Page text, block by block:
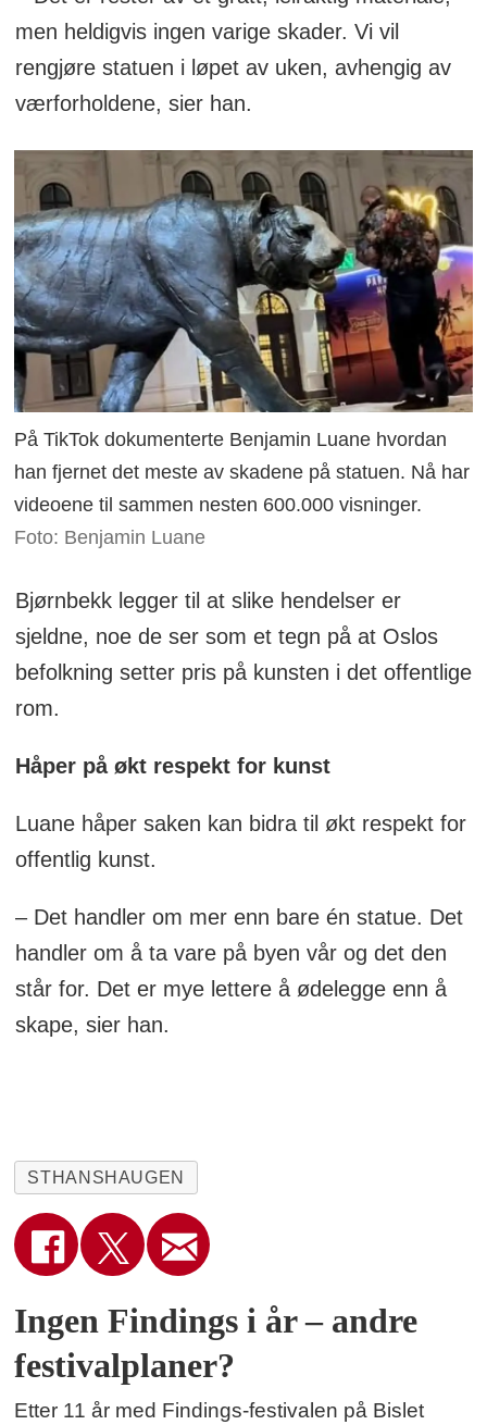
men heldigvis ingen varige skader. Vi vil
rengjøre statuen i løpet av uken, avhengig av
værforholdene, sier han.
På TikTok dokumenterte Benjamin Luane hvordan
han fjernet det meste av skadene på statuen. Nå har
videoene til sammen nesten 600.000 visninger.
Foto: Benjamin Luane
Bjørnbekk legger til at slike hendelser er
sjeldne, noe de ser som et tegn på at Oslos
befolkning setter pris på kunsten i det offentlige
rom.
Håper på økt respekt for kunst
Luane håper saken kan bidra til økt respekt for
offentlig kunst.
– Det handler om mer enn bare én statue. Det
handler om å ta vare på byen vår og det den
står for. Det er mye lettere å ødelegge enn å
skape, sier han.
STHANSHAUGEN
Ingen Findings i år – andre
festivalplaner?
Etter 11 år med Findings-festivalen på Bislet